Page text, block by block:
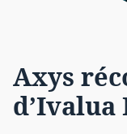
Axys
d’Ivalua